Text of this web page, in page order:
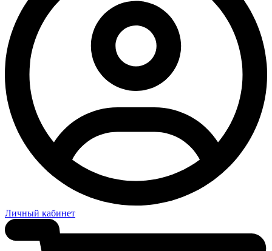
Личный кабинет